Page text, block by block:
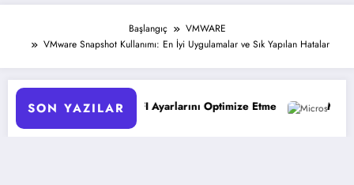
Başlangıç
VMWARE
VMware Snapshot Kullanımı: En İyi Uygulamalar ve Sık Yapılan Hatalar
SON YAZILAR
UEFI Ayarlarını Optimize Etme Microsoft 365 Copilot: